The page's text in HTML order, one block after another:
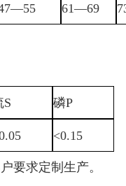
—55 61—69
S 磷P
<0.15
要求定制生产。